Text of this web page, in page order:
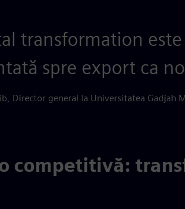
transformation
spre export ca
Director general la Universitatea Gadjah
competitivă: